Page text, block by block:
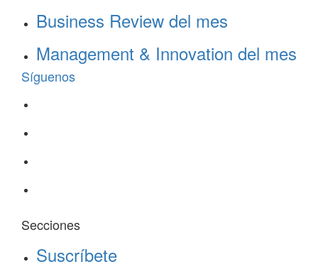
Business Review del mes
Management & Innovation del mes
Síguenos
Secciones
Suscríbete